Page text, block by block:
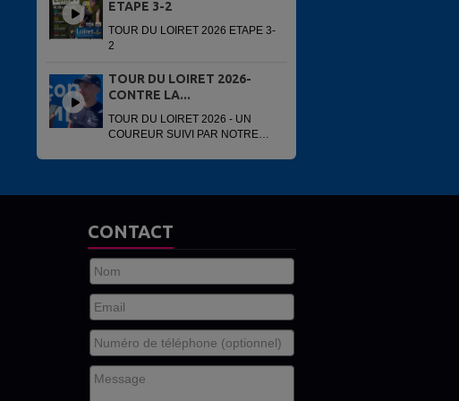
ETAPE 3-2
TOUR DU LOIRET 2026 ETAPE 3-
2
TOUR DU LOIRET 2026-
CONTRE LA...
TOUR DU LOIRET 2026 - UN
COUREUR SUIVI PAR NOTRE
CONTACT